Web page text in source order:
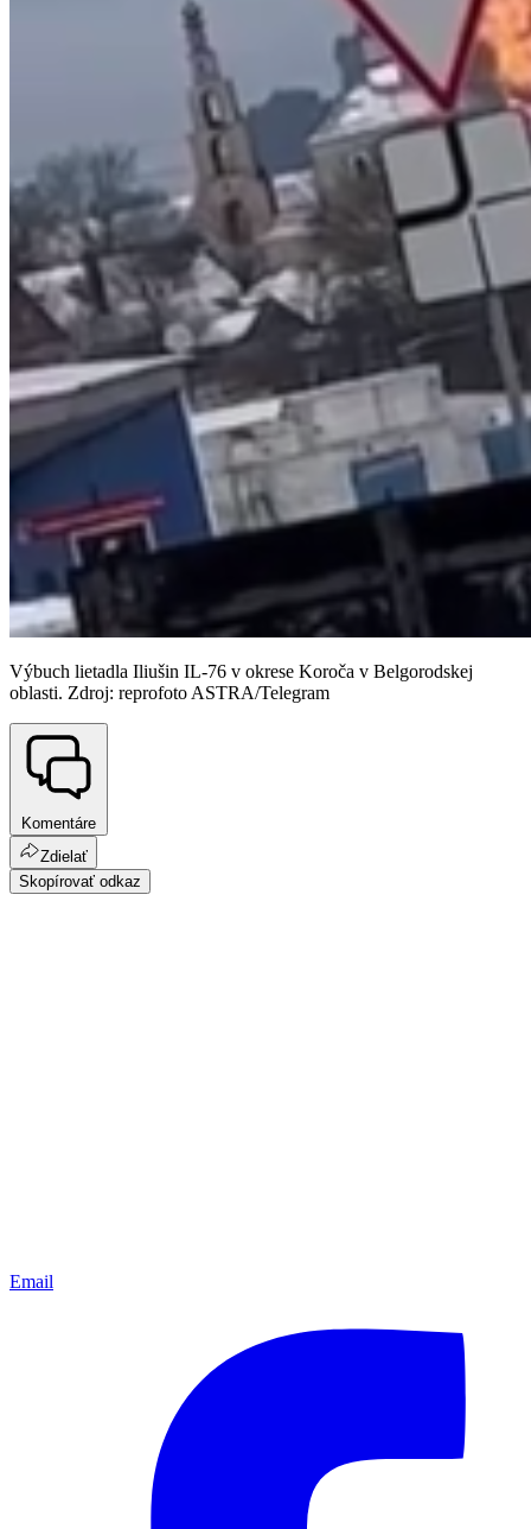
Výbuch lietadla Iliušin IL-76 v okrese Koroča v Belgorodskej
oblasti. Zdroj: reprofoto ASTRA/Telegram
Komentáre
Zdielať
Skopírovať odkaz
Email